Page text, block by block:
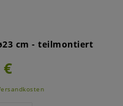
cm - teilmontiert
€